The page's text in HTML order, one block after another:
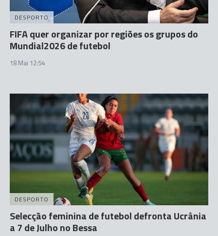
DESPORTO
FIFA quer organizar por regiões os grupos do
Mundial2026 de futebol
18 Mai 12:54
DESPORTO
Selecção feminina de futebol defronta Ucrânia
a 7 de Julho no Bessa